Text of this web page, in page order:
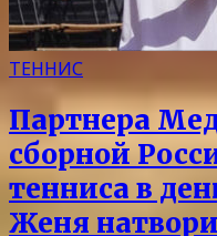
ТЕННИС
Партнера
сборной
тенниса в
Женя